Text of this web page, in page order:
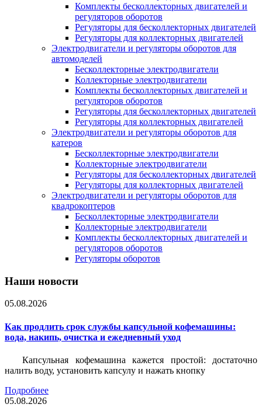
Комплекты бесколлекторных двигателей и
регуляторов оборотов
Регуляторы для бесколлекторных двигателей
Регуляторы для коллекторных двигателей
Электродвигатели и регуляторы оборотов для
автомоделей
Бесколлекторные электродвигатели
Коллекторные электродвигатели
Комплекты бесколлекторных двигателей и
регуляторов оборотов
Регуляторы для бесколлекторных двигателей
Регуляторы для коллекторных двигателей
Электродвигатели и регуляторы оборотов для
катеров
Бесколлекторные электродвигатели
Коллекторные электродвигатели
Регуляторы для бесколлекторных двигателей
Регуляторы для коллекторных двигателей
Электродвигатели и регуляторы оборотов для
квадрокоптеров
Бесколлекторные электродвигатели
Коллекторные электродвигатели
Комплекты бесколлекторных двигателей и
регуляторов оборотов
Регуляторы оборотов
Наши новости
05.08.2026
Как продлить срок службы капсульной кофемашины:
вода, накипь, очистка и ежедневный уход
Капсульная кофемашина кажется простой: достаточно
налить воду, установить капсулу и нажать кнопку
Подробнее
05.08.2026